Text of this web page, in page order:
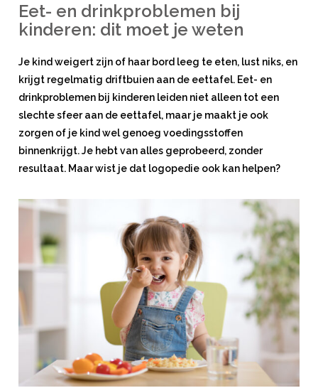
Eet- en drinkproblemen bij
kinderen: dit moet je weten
Je kind weigert zijn of haar bord leeg te eten, lust niks, en
krijgt regelmatig driftbuien aan de eettafel. Eet- en
drinkproblemen bij kinderen leiden niet alleen tot een
slechte sfeer aan de eettafel, maar je maakt je ook
zorgen of je kind wel genoeg voedingsstoffen
binnenkrijgt. Je hebt van alles geprobeerd, zonder
resultaat. Maar wist je dat logopedie ook kan helpen?